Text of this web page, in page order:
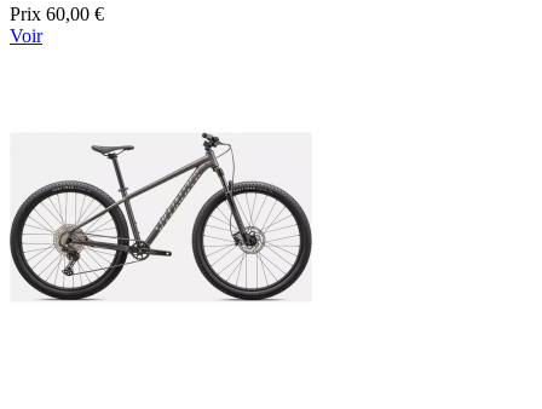
Prix 60,00 €
Voir